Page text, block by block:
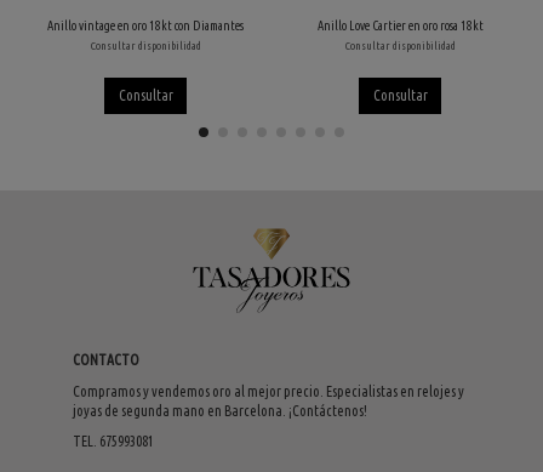
Anillo vintage en oro 18kt con Diamantes
Consultar disponibilidad
Consultar
Anillo Love Cartier en oro rosa 18kt
Consultar disponibilidad
Consultar
CONTACTO
Compramos y vendemos oro al mejor precio. Especialistas en relojes y
joyas de segunda mano en Barcelona. ¡Contáctenos!
TEL. 675993081